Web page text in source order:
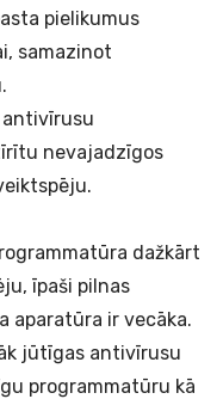
pielikumus
samazinot
nevajadzīgos
dažkārt
īpaši pilnas
aparatūra ir vecāka.
jūtīgas antivīrusu
programmatūru kā